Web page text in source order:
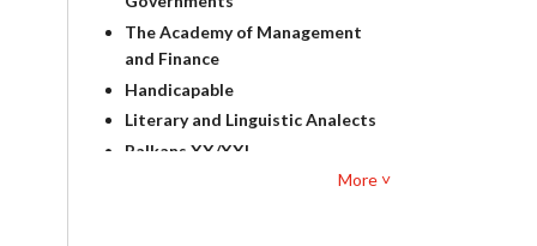
Linguistics
Judaica
Culture and art
Literary Studies
Mathematics
The Academy of Management
and Finance
Handicapable
Literary and Linguistic Analects
Balkans XX/XXI
More ˅